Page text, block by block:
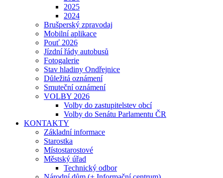
2025
2024
Brušperský zpravodaj
Mobilní aplikace
Pouť 2026
Jízdní řády autobusů
Fotogalerie
Stav hladiny Ondřejnice
Důležitá oznámení
Smuteční oznámení
VOLBY 2026
Volby do zastupitelstev obcí
Volby do Senátu Parlamentu ČR
KONTAKTY
Základní informace
Starostka
Místostarostové
Městský úřad
Technický odbor